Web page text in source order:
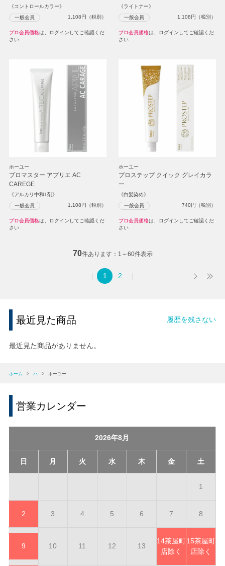
《コントロールカラー》
一般会員 1,108円（税別）
プロ会員価格は、ログインしてご確認くだ
さい
《ライトナー》
一般会員 1,108円（税別）
プロ会員価格は、ログインしてご確認くだ
さい
ホーユー
プロマスター アプリエ AC
CAREGE
《アルカリ中和1剤》
一般会員 1,108円（税別）
プロ会員価格は、ログインしてご確認くだ
さい
ホーユー
プロステップ クイック グレイカラ
ー
《白髪染め》
一般会員 740円（税別）
プロ会員価格は、ログインしてご確認くだ
さい
70件あります 1～60件表示
1 2
最近見た商品 履歴を残さない
最近見た商品がありません。
ホーム > ハ > ホーユー
営業カレンダー
2026年8月
日 月 火 水 木 金 土
1
2 3 4 5 6 7 8
9 10 11 12 13
14茶屋町
店除く
15茶屋町
店除く